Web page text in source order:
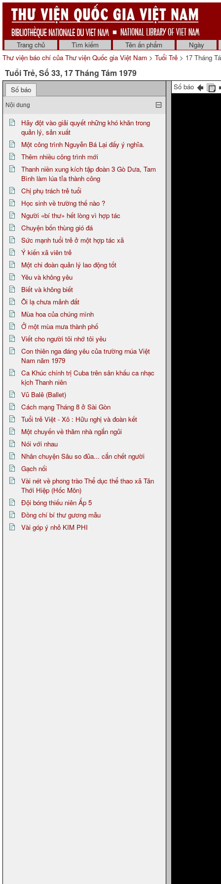
Trang chủ Tìm kiếm Tên ấn phẩm
Ngày
Thư viện báo chí của Thư viện Quốc gia Việt Nam > Tuổi Trẻ > 17 Tháng
Tuổi Trẻ, Số 33, 17 Tháng Tám 1979
Số báo
Nội dung
Hãy đột vào giải quyết những khó khăn trong
quản lý, sản xuất
Một công trình Nguyễn Bá Lại đấy ý nghĩa.
Thêm nhiều công trình mới
Thanh niền xung kích tập đoàn 3 Gò Dưa, Tam
Bình làm lúa tỉa thành công
Chị phụ trách trẻ tuổi
Học sinh về trường thế nào ?
Người «bí thư» hết lòng vì hợp tác
Chuyện bốn thùng gió đá
Sức mạnh tuổi trẻ ở một hợp tác xã
Ý kiến xã viên trẻ
Một chi đoàn quản lý lao động tốt
Yêu và không yêu
Biết và không biết
Ôi lạ chưa mảnh đất
Mùa hoa của chúng mình
Ở một mùa mưa thành phố
Viết cho người tôi nhớ tôi yêu
Con thiên nga đáng yêu của trường rnúa Việt
Nam năm 1979
Ca Khúc chính trị Cuba trên sân khấu ca nhạc
kịch Thanh niên
Vũ Balê (Ballet)
Cách mạng Tháng 8 ở Sài Gòn
Tuổi trẻ Việt - Xô : Hữu nghị và đoàn kết
Một chuyến về thăm nhà ngắn ngủi
Nói với nhau
Nhân chuyện Sâu so đũa... cắn chết người
Gạch nối
Vài nét về phong trào Thể dục thể thao xã Tân
Thới Hiệp (Hốc Môn)
Đội bóng thiếu niên Ấp 5
Đồng chí bí thư gương mẫu
Vài góp ý nhỏ KIM PHI
Số báo